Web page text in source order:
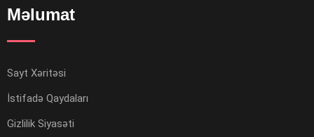
Məlumat
Sayt Xəritəsi
İstifadə Qaydaları
Gizlilik Siyasəti